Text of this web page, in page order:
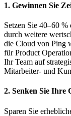
1. Gewinnen Sie
Setzen Sie 40–60
durch weitere
die Cloud von Ping
für Product
Ihr Team auf
Mitarbeiter- und
2. Senken Sie Ihre
Sparen Sie